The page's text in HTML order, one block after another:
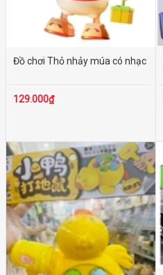
Đồ chơi Thỏ nhảy múa có nhạc
129.000₫